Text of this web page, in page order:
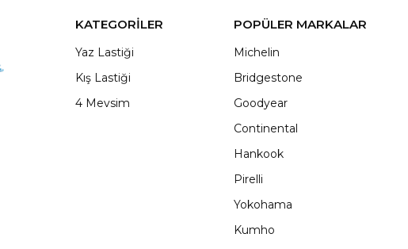
KATEGORİLER
Yaz Lastiği
Kış Lastiği
4 Mevsim
POPÜLER MARKALAR
Michelin
Bridgestone
Goodyear
Continental
Hankook
Pirelli
Yokohama
Kumho